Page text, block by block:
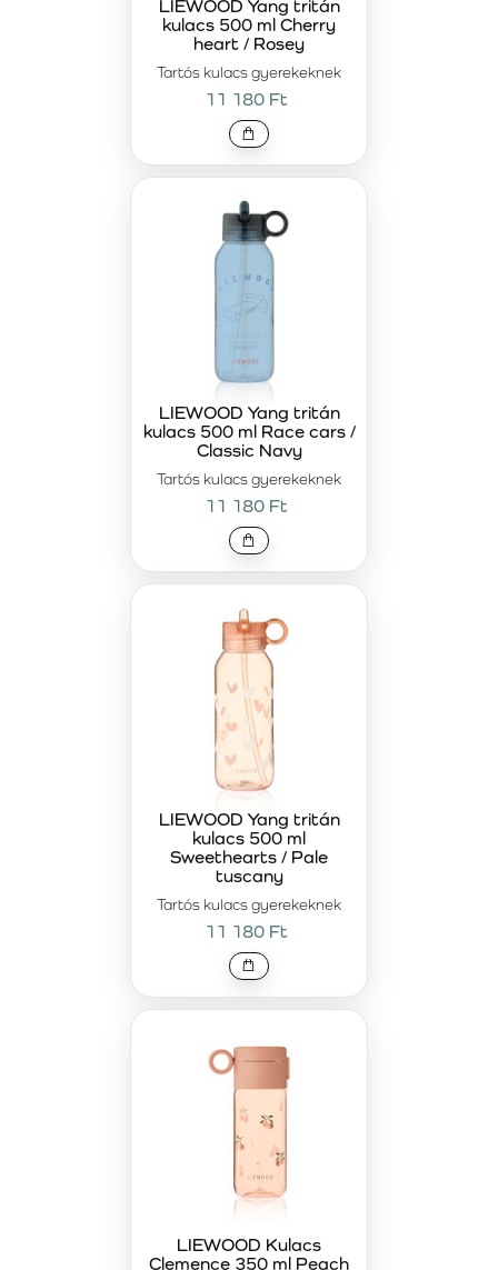
Tartós kulacs gyerekeknek
LIEWOOD Yang tritán
kulacs 500 ml Cherry
heart / Rosey
11 180 Ft
Tartós kulacs gyerekeknek
LIEWOOD Yang tritán
kulacs 500 ml Race cars /
Classic Navy
11 180 Ft
Tartós kulacs gyerekeknek
LIEWOOD Yang tritán
kulacs 500 ml
Sweethearts / Pale
tuscany
11 180 Ft
LIEWOOD Kulacs
Clemence 350 ml Peach